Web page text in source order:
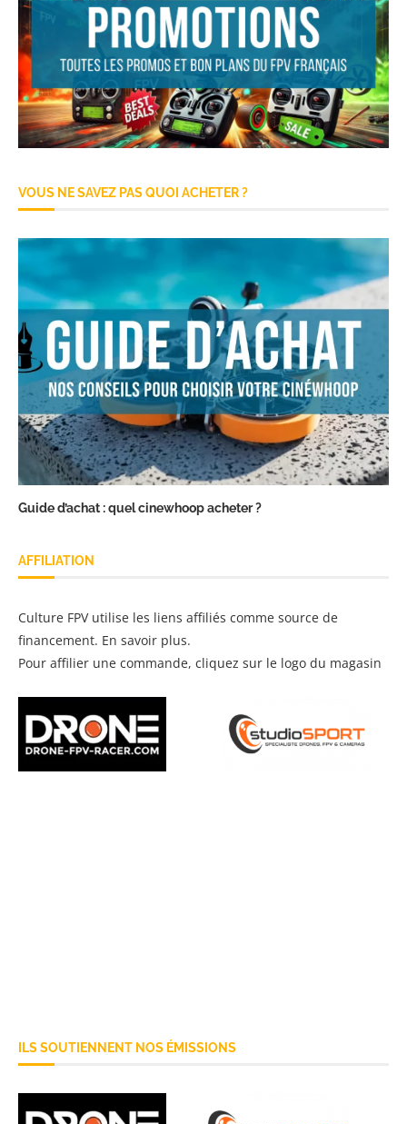
VOUS NE SAVEZ PAS QUOI ACHETER ?
Guide d’achat : quel cinewhoop acheter ?
AFFILIATION
Culture FPV utilise les liens affiliés comme source de
financement. En savoir plus.
Pour affilier une commande, cliquez sur le logo du magasin
ILS SOUTIENNENT NOS ÉMISSIONS